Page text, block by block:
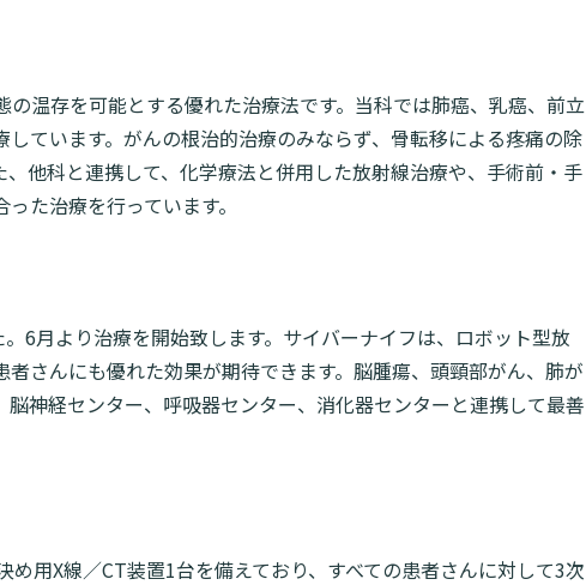
温存を可能とする優れた治療法です。当科では肺癌、乳癌、前立
ています。がんの根治的治療のみならず、骨転移による疼痛の除
他科と連携して、化学療法と併用した放射線治療や、手術前・手
た治療を行っています。
6月より治療を開始致します。サイバーナイフは、ロボット型放
さんにも優れた効果が期待できます。脳腫瘍、頭頸部がん、肺が
神経センター、呼吸器センター、消化器センターと連携して最善
用X線／CT装置1台を備えており、すべての患者さんに対して3次